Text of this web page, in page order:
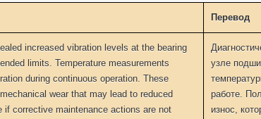
Перевод
increased vibration levels at the bearing
limits. Temperature measurements
during continuous operation. These
wear that may lead to reduced
if corrective maintenance actions are not
узле
работе.
износ,